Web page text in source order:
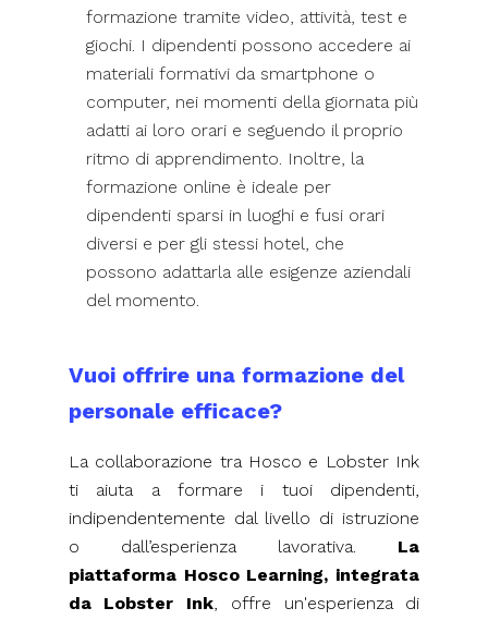
formazione tramite video, attività, test e
giochi. I dipendenti possono accedere ai
materiali formativi da smartphone o
computer, nei momenti della giornata più
adatti ai loro orari e seguendo il proprio
ritmo di apprendimento. Inoltre, la
formazione online è ideale per
dipendenti sparsi in luoghi e fusi orari
diversi e per gli stessi hotel, che
possono adattarla alle esigenze aziendali
del momento.
Vuoi offrire una formazione del
personale efficace?
La collaborazione tra Hosco e Lobster Ink
ti aiuta a formare i tuoi dipendenti,
indipendentemente dal livello di istruzione
o dall’esperienza lavorativa. La
piattaforma Hosco Learning, integrata
da Lobster Ink, offre un'esperienza di